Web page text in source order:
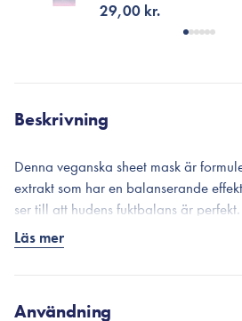
29,00 kr.
Beskrivning
Denna veganska sheet mask är
extrakt som har en balanserande
ser till att hudens fuktbalans är
hud en boost av antioxidanter och
friskare hud. Grönt te har även en
Fri från parabener, silikon, sulfater,
Läs mer
Användning